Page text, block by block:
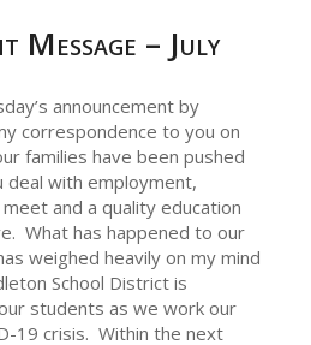
Message – July
announcement by
correspondence to you on
families have been pushed
deal with employment,
and a quality education
What has happened to our
weighed heavily on my mind
School District is
students as we work our
19 crisis. Within the next